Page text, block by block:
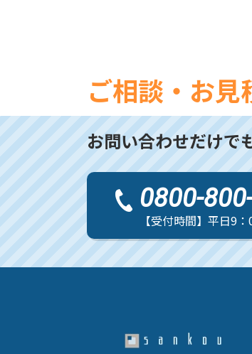
ご相談・お
お問い合わせだけで
0800-
【受付時間】平日9